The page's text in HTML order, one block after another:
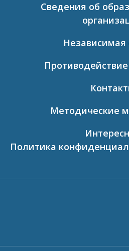
Сведения об
Независимая
Методические
Политика